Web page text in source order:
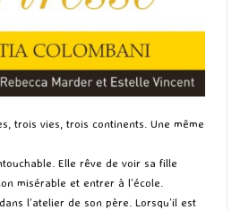
trois vies, trois continents. Une même
Elle rêve de voir sa fille
misérable et entrer à l’école.
l’atelier de son père. Lorsqu’il est